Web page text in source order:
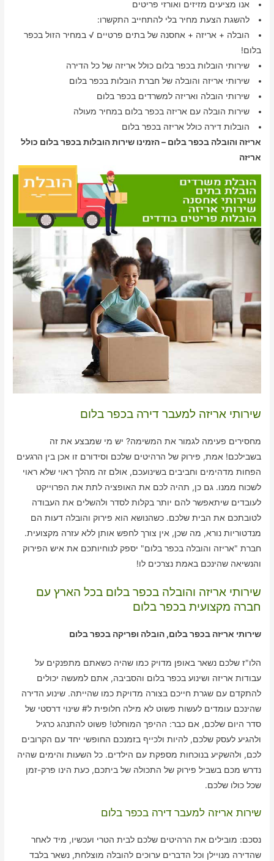
אנו מציעים מזיזים ואורזי פריטים
להשגת הצעת מחיר בלי להתחייב התקשרו:
הובלה + אריזה + אחסנה של בתים פרטיים √ במחיר הזול בכפר
בלום!
שירותי הובלות בכפר בלום כולל אריזה של כל הדירה
שירותי אריזה והובלה של חברת הובלות בכפר בלום
שירותי הובלה ואריזה למשרדים בכפר בלום
שירות הובלה עם אריזה בכפר בלום במחיר מעולה
הובלות דירה כולל אריזה בכפר בלום
אריזה והובלה בכפר בלום – הזמינו שירות הובלות בכפר בלום כולל
אריזה
שירותי אריזה למעבר דירה בכפר בלום
מחסירים פעימה לגמור את המשימה? יש מי שמבצע את זה
בשבילכם! אמת, פירוק של הרהיטים שלכם וסידורם זו אכן בין הרגעים
הפחות מדהימים וחביבים בשינועכם, אולם זה מהלך ראוי שלא ראוי
לשכוח ממנו. גם כן, תהיה לכם את האופציה לתת את הפרוייקט
לעובדים שיתאפשר להם יותר בקלות לסדר ולהשלים את העבודה
לטובתכם את הבית שלכם. כשהנושא הוא פירוק והובלה דעות הם
מנדטוריות נורא, מה שכן, אין צורך לחפש אותן ללא עזרה מקצועית.
חברת "אריזה והובלה בכפר בלום" יספק לנוחיותכם את איש הפירוק
והנשיאה שהינכם באמת נצרכים לו!
שירותי אריזה והובלה בכפר בלום בכל הארץ עם
חברה מקצועית בכפר בלום
שירותי אריזה בכפר בלום, הובלה ופריקה בכפר בלום
הלו"ז שלכם נשאר באופן מדויק כמו שהיה כשאתם מתפנקים על
עבודות אריזה ושינוע בכפר בלום והסביבה, אתם למעשה יכולים
להתקדם עם שגרת חייכם בצורה מדויקת כמו שהייתה. שינוע הדירה
שהינכם עומדים לעשות פשוט לא מילה חלופית ל# שינוי דרסטי של
סדר היום שלכם, אם כבר: ההיפך המוחלט! פשוט להתנהג כרגיל
ולהגיע לעסק שלכם, להיות ולכייף בזמנכם החופשי יחד עם הקרובים
לכם, ולהשקיע בנוכחות מספקת עם הילדים. כל השעות והימים שהיה
נדרש מכם בשביל פירוק של התכולה של ביתכם, כעת הינו פרק-זמן
שכל כולו שלכם.
שירות אריזה למעבר דירה בכפר בלום
נסכם: מובילים את הרהיטים שלכם לבית הטרי ועכשיו, מיד לאחר
שהדירה מנויילן וכל הדברים ערוכים להובלה מוצלחת, נשאר בלבד